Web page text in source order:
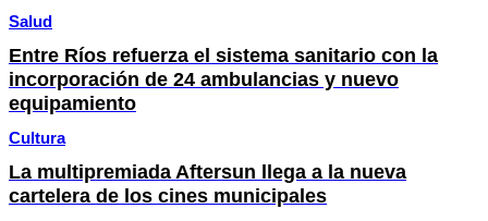
Salud
Entre Ríos refuerza el sistema sanitario con la
incorporación de 24 ambulancias y nuevo
equipamiento
Cultura
La multipremiada Aftersun llega a la nueva
cartelera de los cines municipales